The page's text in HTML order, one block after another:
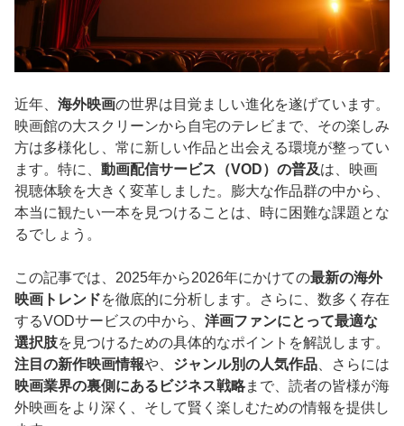
近年、 海外映画の世界は目覚ましい進化を遂げています。
映画館の大スクリーンから自宅のテレビまで、その楽しみ
方は多様化し、常に新しい作品と出会える環境が整ってい
ます。特に、 動画配信サービス（VOD）の普及は、映画
視聴体験を大きく変革しました。膨大な作品群の中から、
本当に観たい一本を見つけることは、時に困難な課題とな
るでしょう。
この記事では、2025年から2026年にかけての最新の海外
映画トレンドを徹底的に分析します。さらに、数多く存在
するVODサービスの中から、 洋画ファンにとって最適な
選択肢を見つけるための具体的なポイントを解説します。
注目の新作映画情報や、 ジャンル別の人気作品 、さらには
映画業界の裏側にあるビジネス戦略まで、読者の皆様が海
外映画をより深く、そして賢く楽しむための情報を提供し